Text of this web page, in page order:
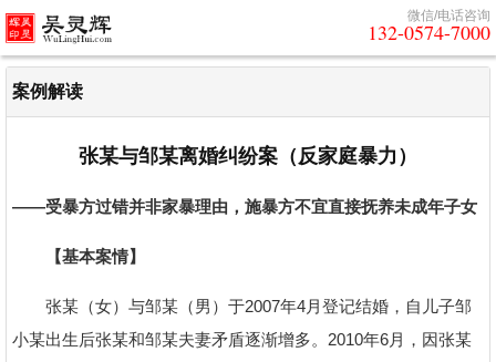
微信/电话咨询
132-0574-7000
案例解读
张某与邹某离婚纠纷案（反家庭暴力）
——受暴方过错并非家暴理由，施暴方不宜直接抚养未成年子女
【基本案情】
张某（女）与邹某（男）于2007年4月登记结婚，自儿子邹
小某出生后张某和邹某夫妻矛盾逐渐增多。2010年6月，因张某